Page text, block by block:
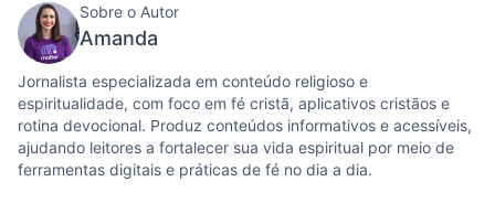
Sobre o Autor
Amanda
Jornalista especializada em conteúdo religioso e
espiritualidade, com foco em fé cristã, aplicativos cristãos e
rotina devocional. Produz conteúdos informativos e acessíveis,
ajudando leitores a fortalecer sua vida espiritual por meio de
ferramentas digitais e práticas de fé no dia a dia.